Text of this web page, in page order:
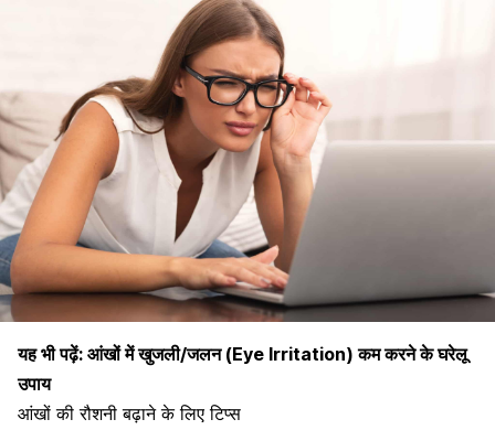
यह भी पढ़ें: आंखों में खुजली/जलन (Eye Irritation) कम करने के घरेलू
उपाय
आंखों की रौशनी बढ़ाने के लिए टिप्स